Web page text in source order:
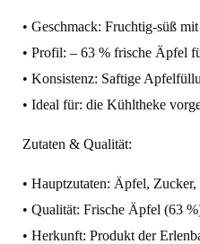
• Geschmack: Fruchtig‑süß
• Profil: – 63 % frische Äpfel
• Konsistenz: Saftige
• Ideal für: die Kühltheke
Zutaten & Qualität:
• Hauptzutaten: Äpfel,
• Qualität: Frische Äpfel (63
• Herkunft: Produkt der